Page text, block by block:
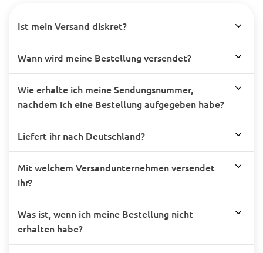
Ist mein Versand diskret?
Wann wird meine Bestellung versendet?
Wie erhalte ich meine Sendungsnummer,
nachdem ich eine Bestellung aufgegeben habe?
Liefert ihr nach Deutschland?
Mit welchem Versandunternehmen versendet
ihr?
Was ist, wenn ich meine Bestellung nicht
erhalten habe?